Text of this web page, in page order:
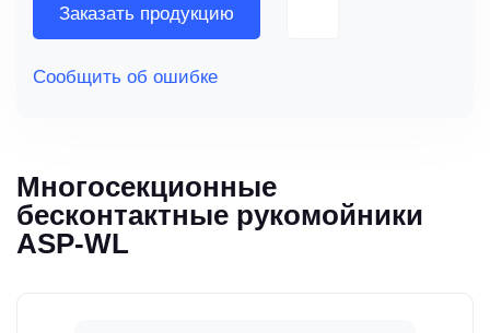
Заказать продукцию
Сообщить об ошибке
Многосекционные
бесконтактные рукомойники
ASP-WL